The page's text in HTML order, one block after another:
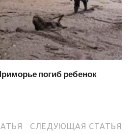
погиб ребенок
СЛЕДУЮЩАЯ СТАТЬЯ